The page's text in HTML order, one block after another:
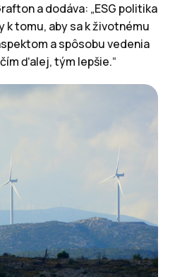
a dodáva: „ESG politika
k tomu, aby sa k životnému
a spôsobu vedenia
ďalej, tým lepšie.“